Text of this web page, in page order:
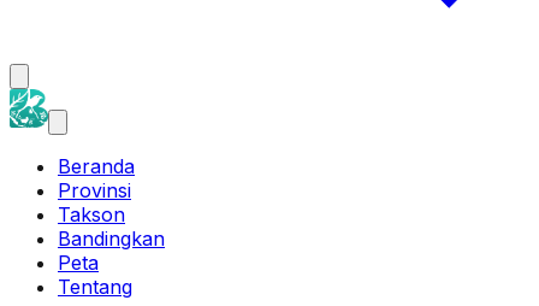
Beranda
Provinsi
Takson
Bandingkan
Peta
Tentang